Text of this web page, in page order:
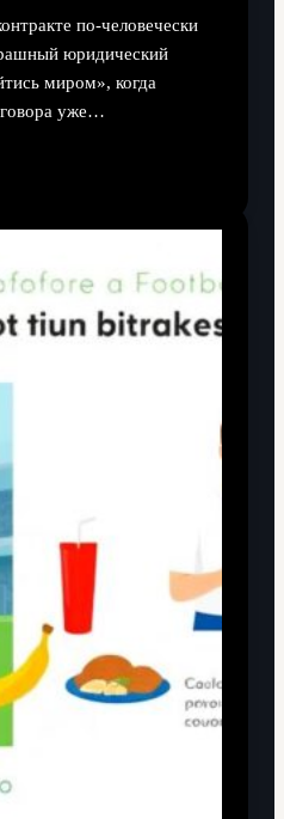
по-человечески
юридический
миром», когда
уже…